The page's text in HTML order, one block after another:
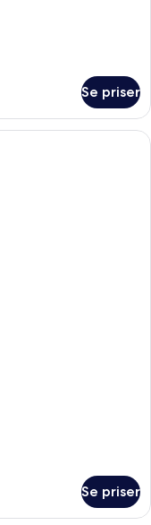
Se priser
Se priser